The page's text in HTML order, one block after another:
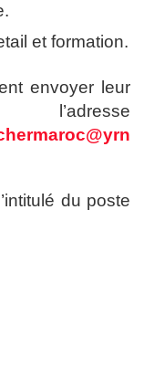
et formation.
envoyer leur
du poste